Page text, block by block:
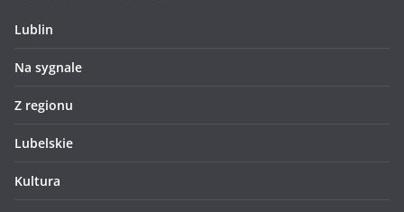
Lublin
Na sygnale
Z regionu
Lubelskie
Kultura